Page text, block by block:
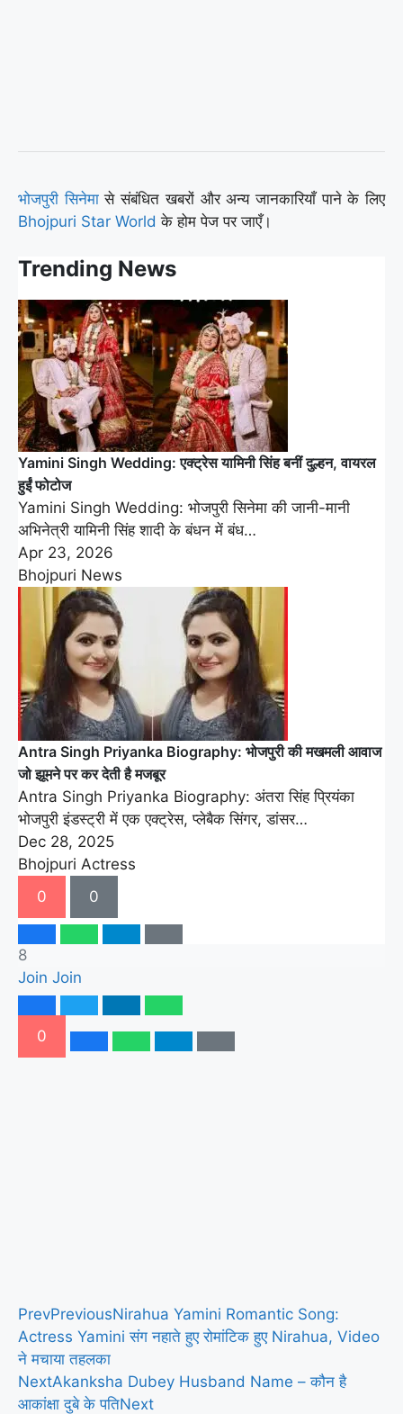
भोजपुरी सिनेमासे संबंधित खबरों और अन्य जानकारियाँ पाने के लिए
Bhojpuri Star World के होम पेज पर जाएँ।
Trending News
Yamini Singh Wedding: एक्ट्रेस यामिनी सिंह बनीं दुल्हन, वायरल
हुईं फोटोज
Yamini Singh Wedding: भोजपुरी सिनेमा की जानी-मानी
अभिनेत्री यामिनी सिंह शादी के बंधन में बंध…
Apr 23, 2026
Bhojpuri News
Antra Singh Priyanka Biography: भोजपुरी की मखमली आवाज
जो झूमने पर कर देती है मजबूर
Antra Singh Priyanka Biography: अंतरा सिंह प्रियंका
भोजपुरी इंडस्ट्री में एक एक्ट्रेस, प्लेबैक सिंगर, डांसर…
Dec 28, 2025
Bhojpuri Actress
0
0
8
Join Join
0
PrevPreviousNirahua Yamini Romantic Song:
Actress Yamini संग नहाते हुए रोमांटिक हुए Nirahua, Video
ने मचाया तहलका
NextAkanksha Dubey Husband Name – कौन है
आकांक्षा दुबे के पतिNext